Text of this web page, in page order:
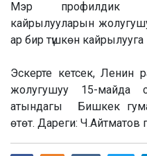
Мэр профилдик
кайрылууларын
ар бир түшкөн кайрылууга
Эскерте кетсек, Ленин
жолугушуу 15-майда
атындагы Бишкек
өтөт. Дареги: Ч.Айтматов